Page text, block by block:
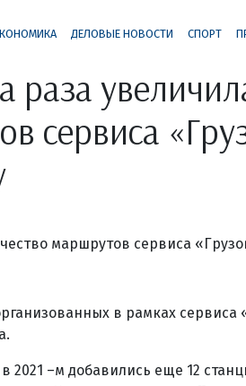
ДЕЛОВЫЕ НОВОСТИ СПОРТ
сервиса
в рамках сервиса
2021 –м добавились еще 12